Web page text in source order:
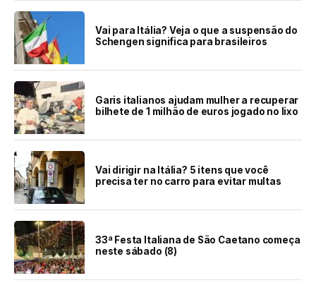
Vai para Itália? Veja o que a suspensão do
Schengen significa para brasileiros
Garis italianos ajudam mulher a recuperar
bilhete de 1 milhão de euros jogado no lixo
Vai dirigir na Itália? 5 itens que você
precisa ter no carro para evitar multas
33ª Festa Italiana de São Caetano começa
neste sábado (8)